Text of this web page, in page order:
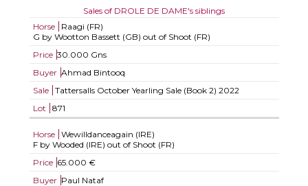
Sales of DROLE DE DAME's siblings
Horse
Raagi (FR)
G by Wootton Bassett (GB) out of Shoot (FR)
Price 30.000 Gns
Buyer Ahmad Bintooq
Sale
Tattersalls October Yearling Sale (Book 2) 2022
Lot
871
Horse
Wewilldanceagain (IRE)
F by Wooded (IRE) out of Shoot (FR)
Price 65.000 €
Buyer Paul Nataf